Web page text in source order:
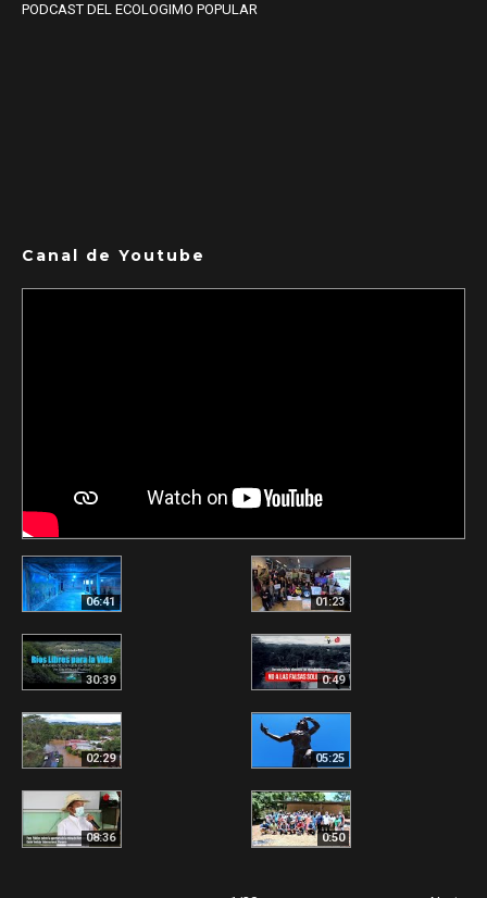
PODCAST DEL ECOLOGIMO POPULAR
Canal de Youtube
06:41 01:23
30:39 0:49
02:29 05:25
08:36 0:50